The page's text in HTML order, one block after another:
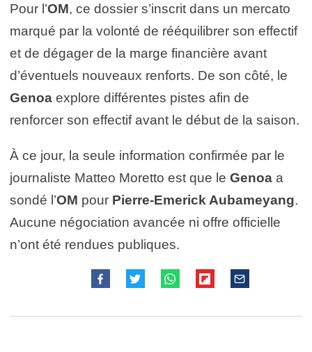
Pour l’OM, ce dossier s’inscrit dans un mercato
marqué par la volonté de rééquilibrer son effectif
et de dégager de la marge financière avant
d’éventuels nouveaux renforts. De son côté, le
Genoa explore différentes pistes afin de
renforcer son effectif avant le début de la saison.
À ce jour, la seule information confirmée par le
journaliste Matteo Moretto est que le Genoa a
sondé l’OM pour Pierre-Emerick Aubameyang.
Aucune négociation avancée ni offre officielle
n’ont été rendues publiques.